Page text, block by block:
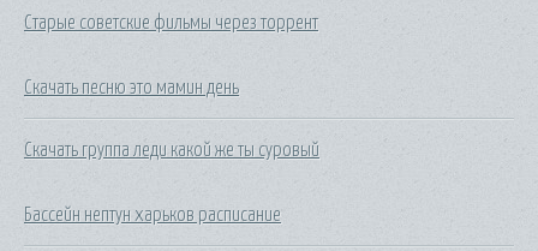
Старые советские фильмы через торрент
Скачать песню это мамин день
Скачать группа леди какой же ты суровый
Бассейн нептун харьков расписание